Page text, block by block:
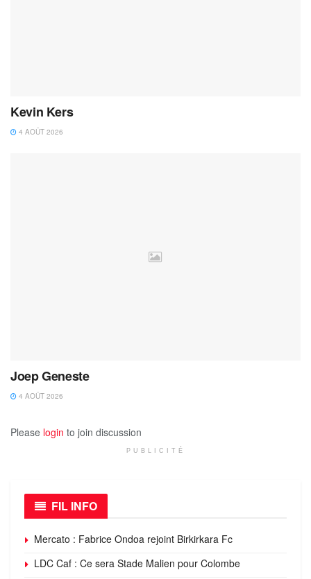
Kevin Kers
4 AOÛT 2026
Joep Geneste
4 AOÛT 2026
Please login to join discussion
PUBLICITÉ
FIL INFO
Mercato : Fabrice Ondoa rejoint Birkirkara Fc
LDC Caf : Ce sera Stade Malien pour Colombe